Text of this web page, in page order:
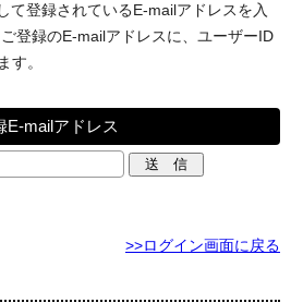
て登録されているE-mailアドレスを入
登録のE-mailアドレスに、ユーザーID
す。
E-mailアドレス
>>ログイン画面に戻る